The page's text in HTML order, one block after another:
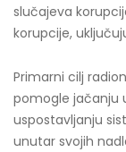
slučajeva
korupcije,
Primarni cilj
pomogle jačanju
uspostavljanju
unutar svojih